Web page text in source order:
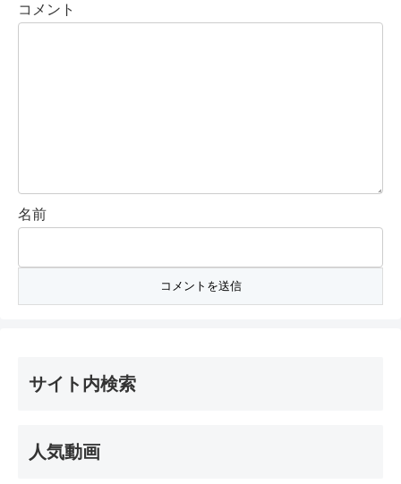
コメント
名前
サイト内検索
人気動画